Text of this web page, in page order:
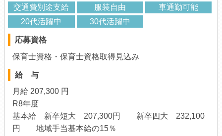
交通費別途支給
服装自由
車通勤可能
20代活躍中
30代活躍中
応募資格
保育士資格・保育士資格取得見込み
給 与
月給 207,300 円
R8年度
基本給 新卒短大 207,300円 新卒四大 232,100
円 地域手当基本給の15％